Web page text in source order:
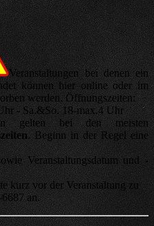
Veranstaltungen bei denen ein
können hier online oder im
werden. Öffnungszeiten:
- Sa.&So. 18-max.4 Uhr
gelten bei den meisten
. Beginn in der Regel eine
Veranstaltungsdatum und -
kurz vor der Veranstaltung zu
an.